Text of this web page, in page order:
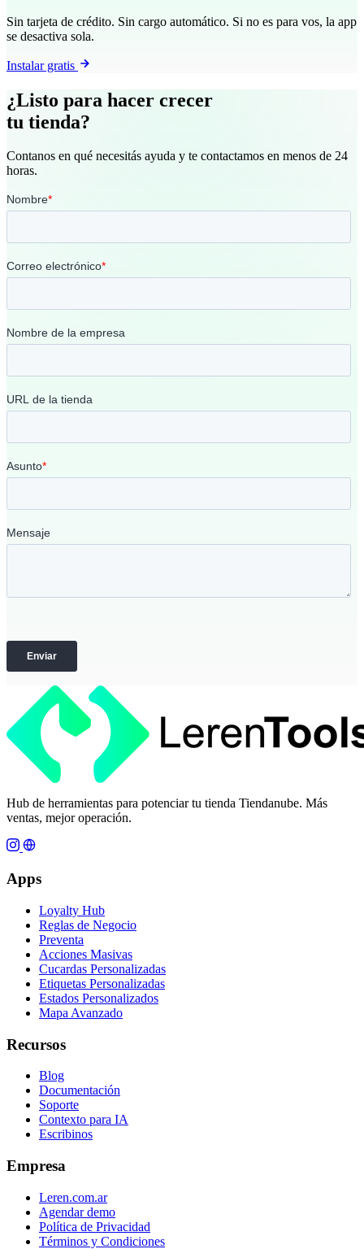
Sin tarjeta de crédito. Sin cargo automático. Si no es para vos, la app
se desactiva sola.
Instalar gratis
¿Listo para hacer crecer
tu tienda?
Contanos en qué necesitás ayuda y te contactamos en menos de 24
horas.
Hub de herramientas para potenciar tu tienda Tiendanube. Más
ventas, mejor operación.
Apps
Loyalty Hub
Reglas de Negocio
Preventa
Acciones Masivas
Cucardas Personalizadas
Etiquetas Personalizadas
Estados Personalizados
Mapa Avanzado
Recursos
Blog
Documentación
Soporte
Contexto para IA
Escribinos
Empresa
Leren.com.ar
Agendar demo
Política de Privacidad
Términos y Condiciones